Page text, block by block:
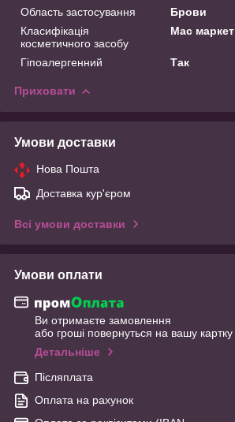
Область застосування
Брови
Класифікація
косметичного засобу
Мас маркет
Гіпоалергенний Так
Приховати
Умови доставки
Нова Пошта
Доставка кур'єром
Всі умови доставки
Умови оплати
Ви отримаєте замовлення
або гроші повернуться на вашу картку
Детальніше
Післяплата
Оплата на рахунок